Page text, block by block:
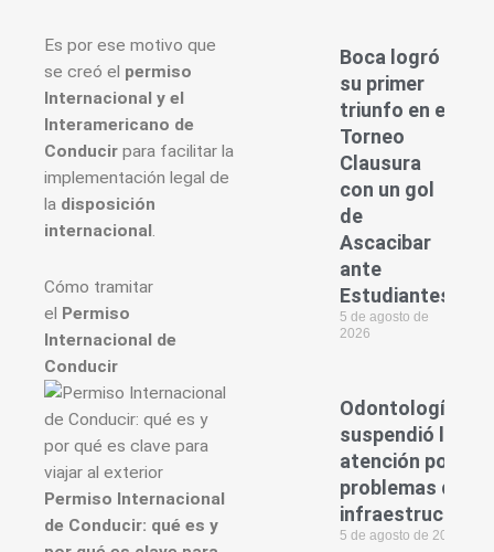
Es por ese motivo que
se creó el permiso
Internacional y el
Interamericano de
Conducir para facilitar la
implementación legal de
la disposición
internacional.
Cómo tramitar
el Permiso
Internacional de
Conducir
Permiso Internacional
de Conducir: qué es y
Boca logró
su primer
triunfo en el
Torneo
Clausura
con un gol
de
Ascacibar
ante
Estudiantes
5 de agosto de
2026
Odontología
suspendió la
atención por
problemas de
infraestructura
5 de agosto de 2026